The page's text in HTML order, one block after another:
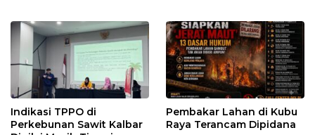
Indikasi TPPO di
Perkebunan Sawit Kalbar
Pembakar Lahan di Kubu
Raya Terancam Dipidana